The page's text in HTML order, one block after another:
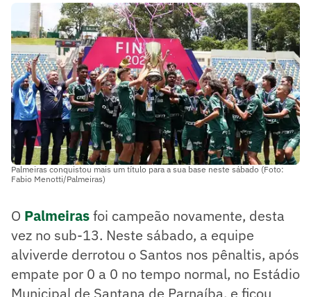
Palmeiras conquistou mais um título para a sua base neste sábado (Foto:
Fabio Menotti/Palmeiras)
O Palmeirasfoi campeão novamente, desta
vez no sub-13. Neste sábado, a equipe
alviverde derrotou o Santos nos pênaltis, após
empate por 0 a 0 no tempo normal, no Estádio
Municipal de Santana de Parnaíba, e ficou